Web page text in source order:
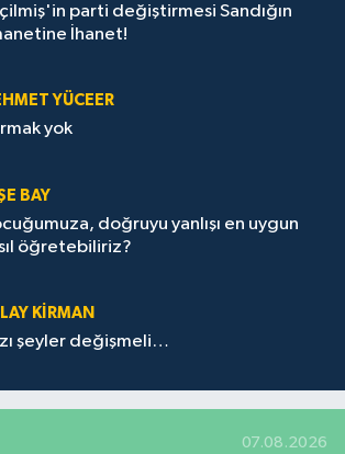
parti değiştirmesi Sandığın
İhanet!
YÜCEER
yok
BAY
doğruyu yanlışı en uygun
öğretebiliriz?
KİRMAN
şeyler değişmeli…
07.08.2026